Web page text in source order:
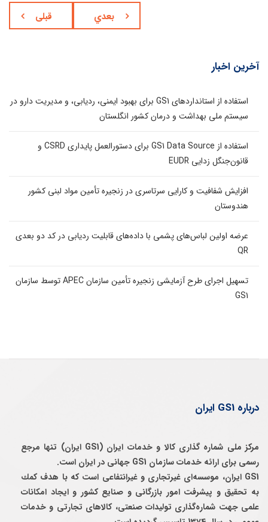
قبلی بعدي
آخرین اخبار
استفاده از استانداردهای GS1 برای بهبود ایمنی، ردیابی، و مدیریت دارو در
سیستم ملی بهداشت و درمان کشور انگلستان
استفاده از GS1 Data Source برای دستورالعمل پایداری CSRD و
قانون‌جنگل زدایی EUDR
افزایش شفافیت و کارایی سرتاسری در زنجیره تأمین مواد لبنی کشور
هندوستان
عرضه اولین لباس‌های پشمی با داده‌های قابلیت ردیابی در کد دو بعدی
QR
تسهیل اجرای طرح آزمایشی زنجیره تأمین سازمان APEC توسط سازمان
GS1
درباره GS1 ایران
مرکز ملی شماره گذاری کالا و خدمات ایران (GS1 ایران) تنها مرجع
رسمی برای ارائه خدمات سازمان GS1 جهانی در ایران است.
GS1 ایران، موسسه‌ای غيرتجاری و غيرانتفاعی است كه با هدف كمك
به تحقيق و پيشرفت امور بازرگانی و صنايع كشور و ايجاد امكانات
علمی جهت شماره‌گذاری توليدات صنعتی، كالاهای تجارتی و خدمات